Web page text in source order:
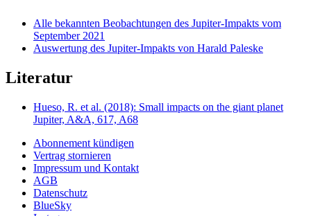
Alle bekannten Beobachtungen des Jupiter-Impakts vom
September 2021
Auswertung des Jupiter-Impakts von Harald Paleske
Literatur
Hueso, R. et al. (2018): Small impacts on the giant planet
Jupiter, A&A, 617, A68
Abonnement kündigen
Vertrag stornieren
Impressum und Kontakt
AGB
Datenschutz
BlueSky